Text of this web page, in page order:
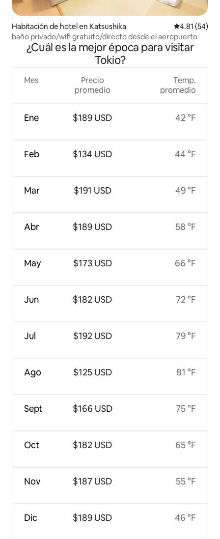
Habitación de hotel en Katsushika Calificación
4.81 (54)
baño privado/wifi gratuito/directo desde el aeropuerto
¿Cuál es la mejor época para visitar
Tokio?
Mes
Ene
Feb
Mar
Abr
May
Jun
Jul
Ago
Sept
Oct
Nov
Dic
Precio
promedio
$189 USD
$134 USD
$191 USD
$189 USD
$173 USD
$182 USD
$192 USD
$125 USD
$166 USD
$182 USD
$187 USD
$189 USD
Temp.
promedio
42 °F
44 °F
49 °F
58 °F
66 °F
72 °F
79 °F
81 °F
75 °F
65 °F
55 °F
46 °F